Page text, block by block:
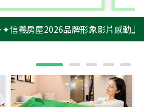
義房屋2026品牌形象影片感動上